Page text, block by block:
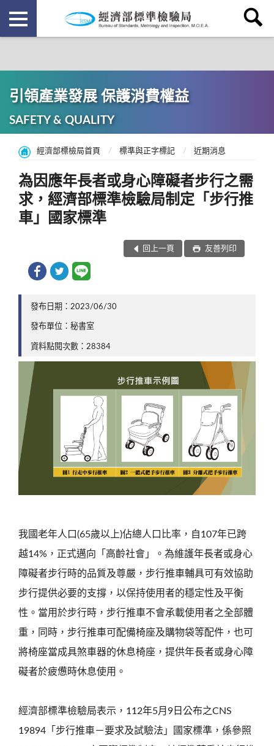
引領產業發展 保護消費權益
SAFETY & QUALITY
經濟部標檢局首頁 標準與正字標記 近期消息
為因應年長者或身心障礙者步行之需
求，經濟部標準檢驗局制定「步行推
車」國家標準
回上一頁 友善列印
發布日期：2023/06/30
發布單位：秘書室
資料點閱次數：28384
我國老年人口(65歲以上)佔總人口比率，自107年已跨
越14%，正式邁向「高齡社會」。為維護年長者或身心
障礙者步行時的品質及尊嚴，步行推車輔具可有效協助
步行提供必要的支撐，以保持使用者的穩定性及平衡
性。當用於步行時，步行推車不會承載使用者之全部體
重，同時，步行推車可配備椅座及購物袋等配件，也可
將椅座當成具煞車器的休息椅座，提供年長者或身心障
礙者於疲憊時休息使用。
經濟部標準檢驗局表示，112年5月9日公布之CNS
19894「步行推車－要求及試驗法」國家標準，係參照